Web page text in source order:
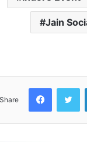
Jain
Share
Facebook